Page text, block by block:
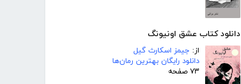
دانلود کتاب عشق اونیونگ
از: جیمز اسکارث گیل
دانلود رایگان بهترین رمان‌ها
۷۳ صفحه